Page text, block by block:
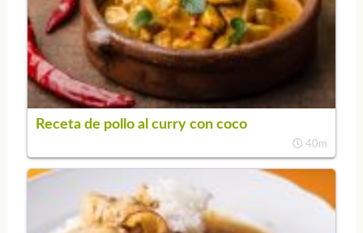
Receta de pollo al curry con coco
40m